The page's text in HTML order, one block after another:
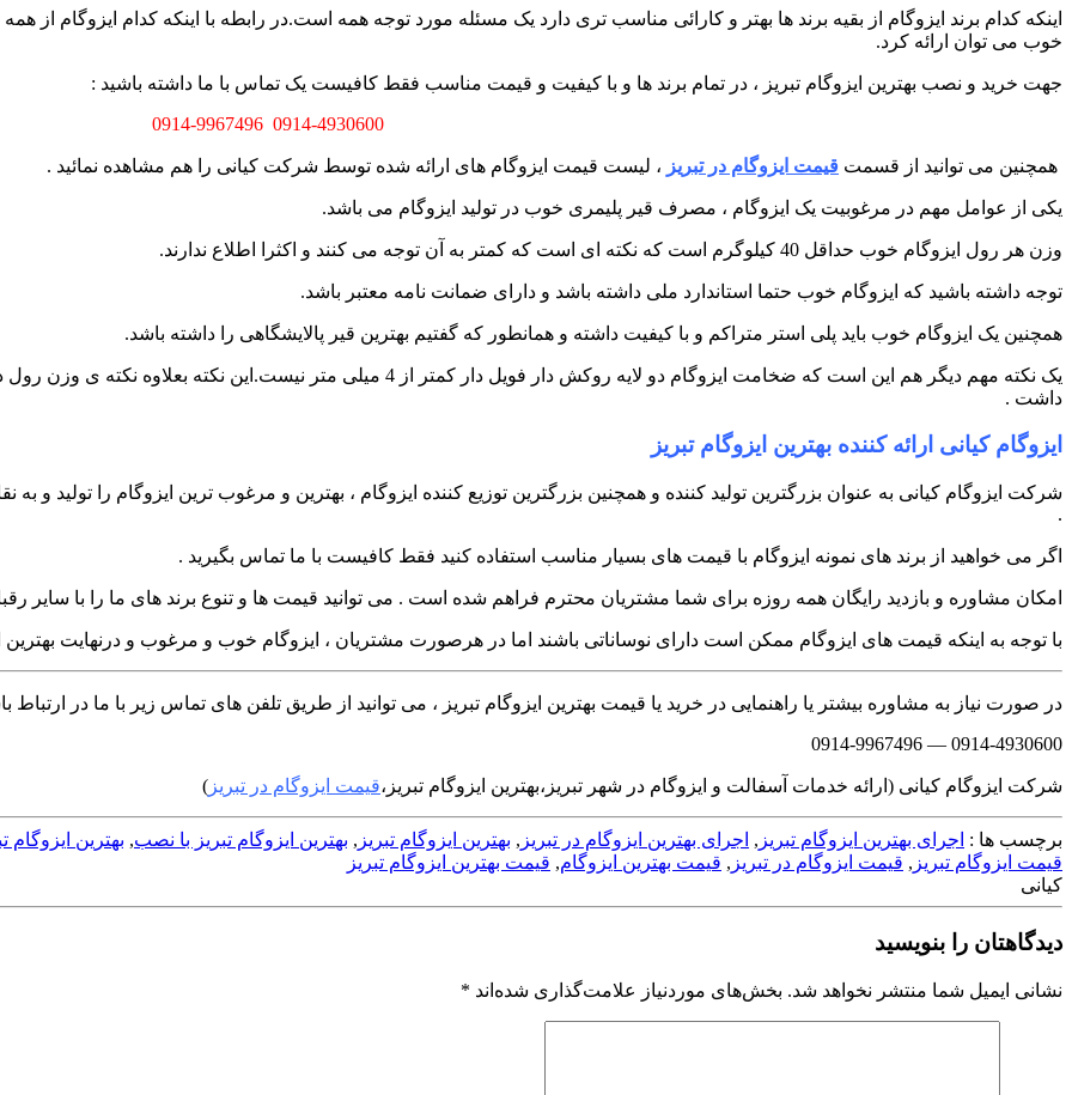
اینکه کدام برند ایزوگام از بقیه برند ها بهتر و کارائی مناسب تری دارد یک مسئله مورد توجه همه است.در رابطه با اینکه کدام ایزوگام از
خوب می توان ارائه کرد.
جهت خرید و نصب بهترین ایزوگام تبریز ، در تمام برند ها و با کیفیت و قیمت مناسب فقط کافیست یک تماس با ما داشته باشید :
0914-4930600
0914-9967496
همچنین می توانید از قسمت قیمت ایزوگام در تبریز ، لیست قیمت ایزوگام های ارائه شده توسط شرکت کیانی را هم مشاهده نمائید .
یکی از عوامل مهم در مرغوبیت یک ایزوگام ، مصرف قیر پلیمری خوب در تولید ایزوگام می باشد.
وزن هر رول ایزوگام خوب حداقل 40 کیلوگرم است که نکته ای است که کمتر به آن توجه می کنند و اکثرا اطلاع ندارند.
توجه داشته باشید که ایزوگام خوب حتما استاندارد ملی داشته باشد و دارای ضمانت نامه معتبر باشد.
همچنین یک ایزوگام خوب باید پلی استر متراکم و با کیفیت داشته و همانطور که گفتیم بهترین قیر پالایشگاهی را داشته باشد.
یک نکته مهم دیگر هم این است که ضخامت ایزوگام دو لایه روکش دار فویل دار کمتر
داشت .
ایزوگام کیانی ارائه کننده بهترین ایزوگام تبریز
شرکت ایزوگام کیانی به عنوان بزرگترین تولید کننده و همچنین بزرگترین توزیع کننده ایزوگام ، بهترین و مرغوب ترین ایزوگام را
.
اگر می خواهید از برند های نمونه ایزوگام با قیمت های بسیار مناسب استفاده کنید فقط کافیست با ما تماس بگیرید .
امکان مشاوره و بازدید رایگان همه روزه برای شما مشتریان محترم فراهم شده است . می توانید قیمت ها و تنوع برند های ما را با سایر
با توجه به اینکه قیمت های ایزوگام ممکن است دارای نوساناتی باشند اما در هرصورت مشتریان ، ایزوگام خوب و مرغوب و درنهایت
در صورت نیاز به مشاوره بیشتر یا راهنمایی در خرید یا قیمت بهترین ایزوگام تبریز ، می توانید از طریق تلفن های تماس زیر با ما در ارتباط
0914-4930600 — 0914-9967496
شرکت ایزوگام کیانی (ارائه خدمات آسفالت و ایزوگام در شهر تبریز،بهترین ایزوگام تبریز،قیمت ایزوگام در تبریز )
برچسب ها : اجرای بهترین ایزوگام تبریز , اجرای بهترین ایزوگام در تبریز , بهترین ایزوگام تبریز , بهترین ایزوگام تبریز با نصب, بهترین
قیمت ایزوگام تبریز , قیمت ایزوگام در تبریز , قیمت بهترین ایزوگام, قیمت بهترین ایزوگام تبریز
کیانی
دیدگاهتان را بنویسید
نشانی ایمیل شما منتشر نخواهد شد. بخش‌های موردنیاز علامت‌گذاری شده‌اند *